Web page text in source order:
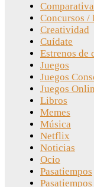
Concursos /
Creatividad
Cuídate
Estrenos de
Juegos
Juegos
Juegos
Libros
Memes
Música
Netflix
Noticias
Ocio
Pasatiempos